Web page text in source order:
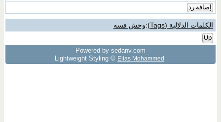
إضافة رد
الكلمات الدلالية (Tags) :وحش فسه
Up
Powered by sedany.com
Lightweight Styling © Elias Mohammed